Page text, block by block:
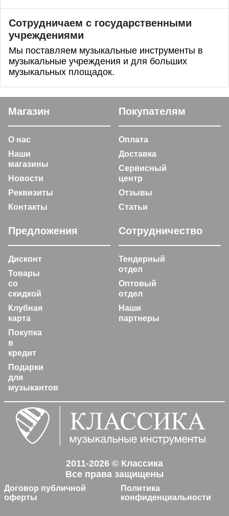
Сотрудничаем с государственными
учреждениями
Мы поставляем музыкальные инструменты в
музыкальные учреждения и для больших
музыкальных площадок.
Магазин
О нас
Наши
магазины
Новости
Реквизиты
Контакты
Покупателям
Оплата
Доставка
Сервисный
центр
Отзывы
Статьи
Предложения
Дисконт
Товары
со
скидкой
Клубная
карта
Покупка
в
кредит
Подарки
для
музыкантов
Сотрудничество
Тендерный
отдел
Оптовый
отдел
Наши
партнеры
2011-2026 © Классика
Все права защищены
Договор публичной
оферты
Политика
конфиденциальности